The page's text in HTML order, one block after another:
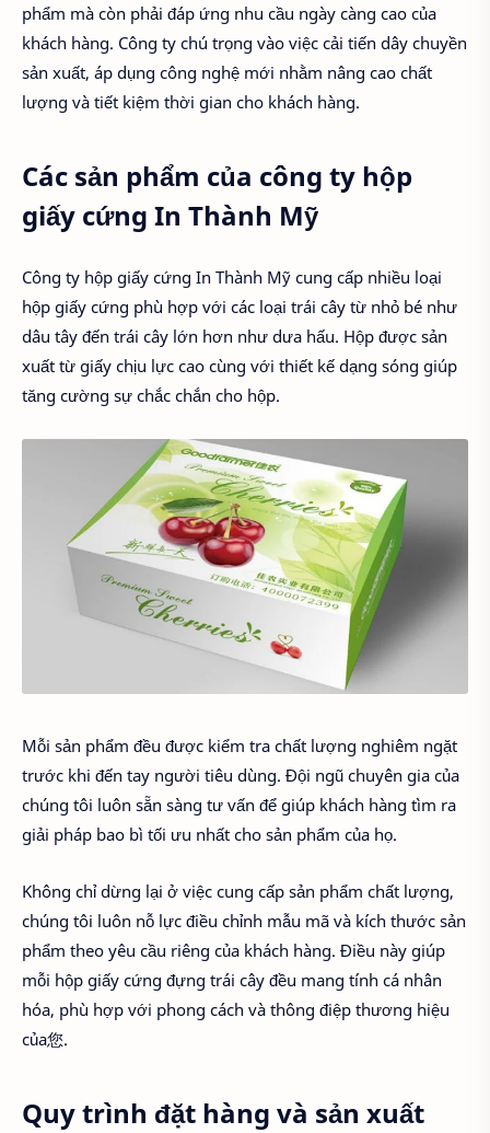
phẩm mà còn phải đáp ứng nhu cầu ngày càng cao của
khách hàng. Công ty chú trọng vào việc cải tiến dây chuyền
sản xuất, áp dụng công nghệ mới nhằm nâng cao chất
lượng và tiết kiệm thời gian cho khách hàng.
Các sản phẩm của công ty hộp
giấy cứng In Thành Mỹ
Công ty hộp giấy cứng In Thành Mỹ cung cấp nhiều loại
hộp giấy cứng phù hợp với các loại trái cây từ nhỏ bé như
dâu tây đến trái cây lớn hơn như dưa hấu. Hộp được sản
xuất từ giấy chịu lực cao cùng với thiết kế dạng sóng giúp
tăng cường sự chắc chắn cho hộp.
Mỗi sản phẩm đều được kiểm tra chất lượng nghiêm ngặt
trước khi đến tay người tiêu dùng. Đội ngũ chuyên gia của
chúng tôi luôn sẵn sàng tư vấn để giúp khách hàng tìm ra
giải pháp bao bì tối ưu nhất cho sản phẩm của họ.
Không chỉ dừng lại ở việc cung cấp sản phẩm chất lượng,
chúng tôi luôn nỗ lực điều chỉnh mẫu mã và kích thước sản
phẩm theo yêu cầu riêng của khách hàng. Điều này giúp
mỗi hộp giấy cứng đựng trái cây đều mang tính cá nhân
hóa, phù hợp với phong cách và thông điệp thương hiệu
của您.
Quy trình đặt hàng và sản xuất